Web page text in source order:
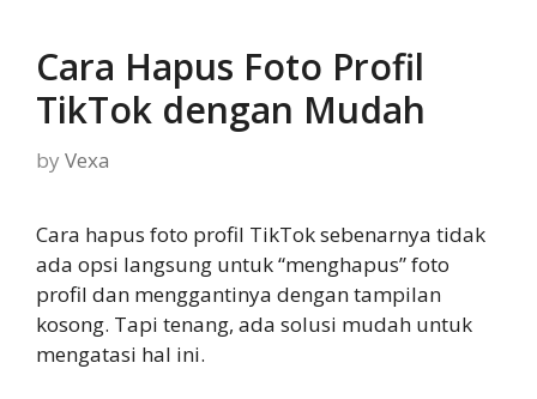
Cara Hapus Foto Profil
TikTok dengan Mudah
by Vexa
Cara hapus foto profil TikTok sebenarnya tidak
ada opsi langsung untuk “menghapus” foto
profil dan menggantinya dengan tampilan
kosong. Tapi tenang, ada solusi mudah untuk
mengatasi hal ini.